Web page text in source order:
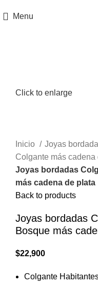
Menu
Click to enlarge
Inicio
Joyas
Colgante más cadena
Joyas bordadas
más cadena de plata
Back to products
Joyas bordadas
Bosque más
$22,900
Colgante